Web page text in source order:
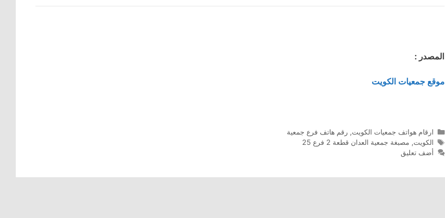
المصدر :
موقع جمعيات الكويت
التصنيفات
ارقام هواتف جمعيات الكويت, رقم هاتف فرع جمعية
الوسوم
الكويت, مصبغة جمعية العدان قطعة 2 فرع 25
أضف تعليق